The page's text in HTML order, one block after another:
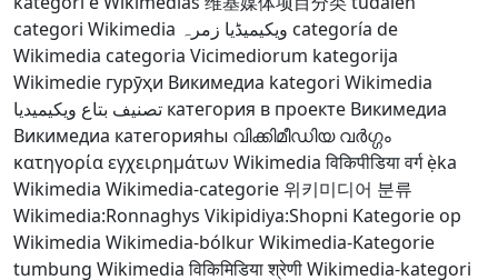
categori Wikimedia ویکیمیڈیا زمرہ categoría de
Wikimedia categoria Vicimediorum kategorija
Wikimedie гурӯҳи Викимедиа kategori Wikimedia
تصنيف بتاع ويكيميديا категория в проекте Викимедиа
Викимедиа категорияһы വിക്കിമീഡിയ വർഗ്ഗം
κατηγορία εγχειρημάτων Wikimedia विकिपीडिया वर्ग ẹ̀ka
Wikimedia Wikimedia-categorie 위키미디어 분류
Wikimedia:Ronnaghys Vikipidiya:Shopni Kategorie op
Wikimedia Wikimedia-bólkurWikimedia-Kategorie
tumbung Wikimedia विकिमिडिया श्रेणीWikimedia-kategori